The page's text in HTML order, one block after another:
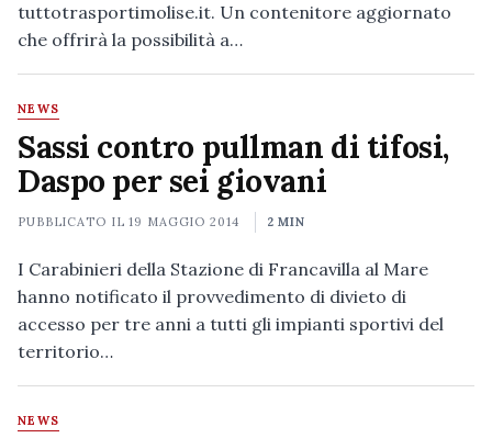
tuttotrasportimolise.it. Un contenitore aggiornato
che offrirà la possibilità a…
NEWS
Sassi contro pullman di tifosi,
Daspo per sei giovani
PUBBLICATO IL19 MAGGIO 2014 2 MIN
I Carabinieri della Stazione di Francavilla al Mare
hanno notificato il provvedimento di divieto di
accesso per tre anni a tutti gli impianti sportivi del
territorio…
NEWS